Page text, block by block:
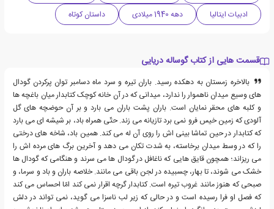
ادبیات ایتالیا دهه 1940 میلادی داستان کوتاه
قسمت هایی از کتاب گوساله دریایی
بالاخره زمستان به دهکده رسید. باران تیره و سرد ماه دسامبر توان پرکردن گودال
های وسیع میدان ناهموار را ندارد، میدانی که در آن خانه کوچک کتابدار میان باغچه ها
و کلبه های محقر نمایان است. باران پشت باران می بارد و بر آن حوضچه های گل
آلودی که زمین خیس فرو نمی برد تازیانه می زند. حتّی همراه باد، بر شیشه ای می بارد
که کتابدار در حین تماشا بینی اش را روی آن له می کند. همین باد، شاخه های درختی
را که در وسط میدان برخاسته، به شدت تکان می دهد و آخرین برگ های مرده اش را
می ریزاند؛ همچون قایق هایی که ناغافل در گودال ها می سرند و هنگامی که گودال ها
خشک می شوند، تا بهار، چسبیده در لجن باقی می مانند. خلاصه باران و باد و سرما، و
صبحی که هنوز مانند غروب تیره است. کتابدار گرچه اقرار نمی کند امّا احساس می کند
که فصل او فرا رسیده است و در حالی که زیر لب ناسزا می گوید، نمی تواند در دلش